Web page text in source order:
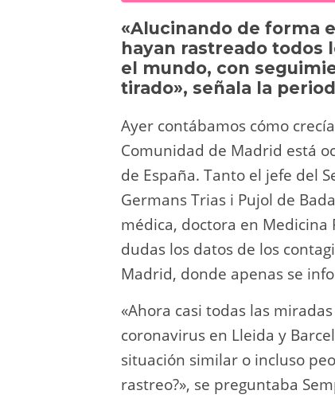
sk
y
o
d
o
n
gr
a
m
s
A
p
p
e
b
o
o
k
di
t
«Alucinando de forma
hayan rastreado todos
el mundo, con
tirado», señala la
Ayer contábamos cómo
Comunidad de Madrid está
de España. Tanto el jefe del
Germans Trias i Pujol de
médica, doctora en
dudas los datos de los
Madrid, donde apenas se
«Ahora casi todas las
coronavirus en Lleida y
situación similar o incluso
rastreo?», se preguntaba